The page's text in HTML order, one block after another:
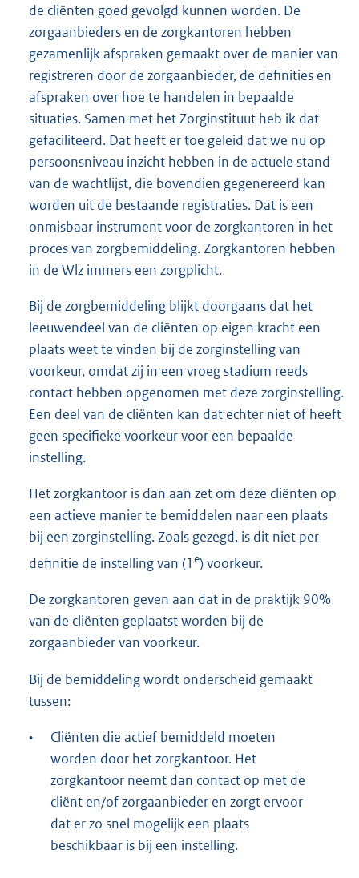
de cliënten goed gevolgd kunnen worden. De
zorgaanbieders en de zorgkantoren hebben
gezamenlijk afspraken gemaakt over de manier van
registreren door de zorgaanbieder, de definities en
afspraken over hoe te handelen in bepaalde
situaties. Samen met het Zorginstituut heb ik dat
gefaciliteerd. Dat heeft er toe geleid dat we nu op
persoonsniveau inzicht hebben in de actuele stand
van de wachtlijst, die bovendien gegenereerd kan
worden uit de bestaande registraties. Dat is een
onmisbaar instrument voor de zorgkantoren in het
proces van zorgbemiddeling. Zorgkantoren hebben
in de Wlz immers een zorgplicht.
Bij de zorgbemiddeling blijkt doorgaans dat het
leeuwendeel van de cliënten op eigen kracht een
plaats weet te vinden bij de zorginstelling van
voorkeur, omdat zij in een vroeg stadium reeds
contact hebben opgenomen met deze zorginstelling.
Een deel van de cliënten kan dat echter niet of heeft
geen specifieke voorkeur voor een bepaalde
instelling.
Het zorgkantoor is dan aan zet om deze cliënten op
een actieve manier te bemiddelen naar een plaats
bij een zorginstelling. Zoals gezegd, is dit niet per
definitie de instelling van (1 e) voorkeur.
De zorgkantoren geven aan dat in de praktijk 90%
van de cliënten geplaatst worden bij de
zorgaanbieder van voorkeur.
Bij de bemiddeling wordt onderscheid gemaakt
tussen:
•
Cliënten die actief bemiddeld moeten
worden door het zorgkantoor. Het
zorgkantoor neemt dan contact op met de
cliënt en/of zorgaanbieder en zorgt ervoor
dat er zo snel mogelijk een plaats
beschikbaar is bij een instelling.